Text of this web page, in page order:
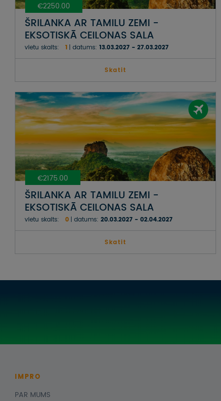
€2250.00
ŠRILANKA AR TAMILU ZEMI -
EKSOTISKĀ CEILONAS SALA
vietu skaits: 1 datums: 13.03.2027 - 27.03.2027
Skatit
€2175.00
ŠRILANKA AR TAMILU ZEMI -
EKSOTISKĀ CEILONAS SALA
vietu skaits: 0 datums: 20.03.2027 - 02.04.2027
Skatit
IMPRO
PAR MUMS